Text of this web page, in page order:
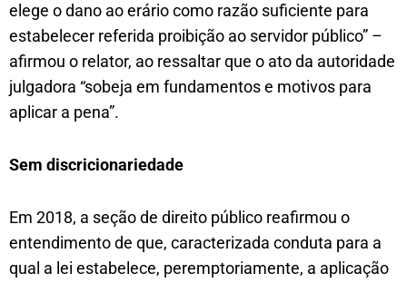
elege o dano ao erário como razão suficiente para
estabelecer referida proibição ao servidor público” –
afirmou o relator, ao ressaltar que o ato da autoridade
julgadora “sobeja em fundamentos e motivos para
aplicar a pena”.
Sem discricionarie​dade
Em 2018, a seção de direito público reafirmou o
entendimento de que, caracterizada conduta para a
qual a lei estabelece, peremptoriamente, a aplicação